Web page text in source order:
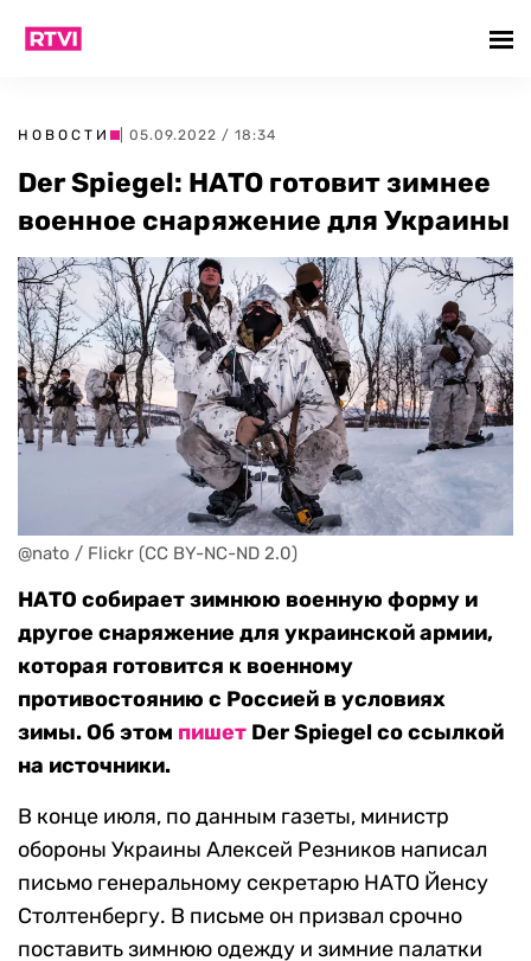
НОВОСТИ | 05.09.2022 / 18:34
Der Spiegel: НАТО готовит зимнее
военное снаряжение для Украины
@nato / Flickr (CC BY-NC-ND 2.0)
НАТО собирает зимнюю военную форму и
другое снаряжение для украинской армии,
которая готовится к военному
противостоянию с Россией в условиях
зимы.Об этом пишет Der Spiegel со ссылкой
на источники.
В конце июля, по данным газеты, министр
обороны Украины Алексей Резников написал
письмо генеральному секретарю НАТО Йенсу
Столтенбергу. В письме он призвал срочно
поставить зимнюю одежду и зимние палатки